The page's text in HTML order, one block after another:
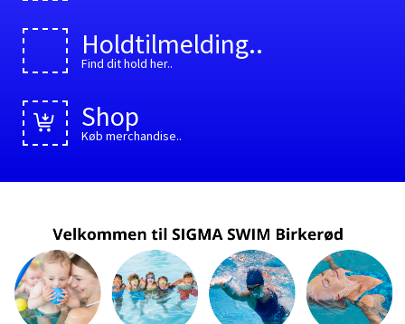
Holdtilmelding..
Find dit hold her..
Shop
Køb merchandise..